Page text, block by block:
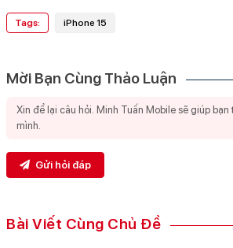
Tags: iPhone 15
Mời Bạn Cùng Thảo Luận
Gửi hỏi đáp
Bài Viết Cùng Chủ Đề